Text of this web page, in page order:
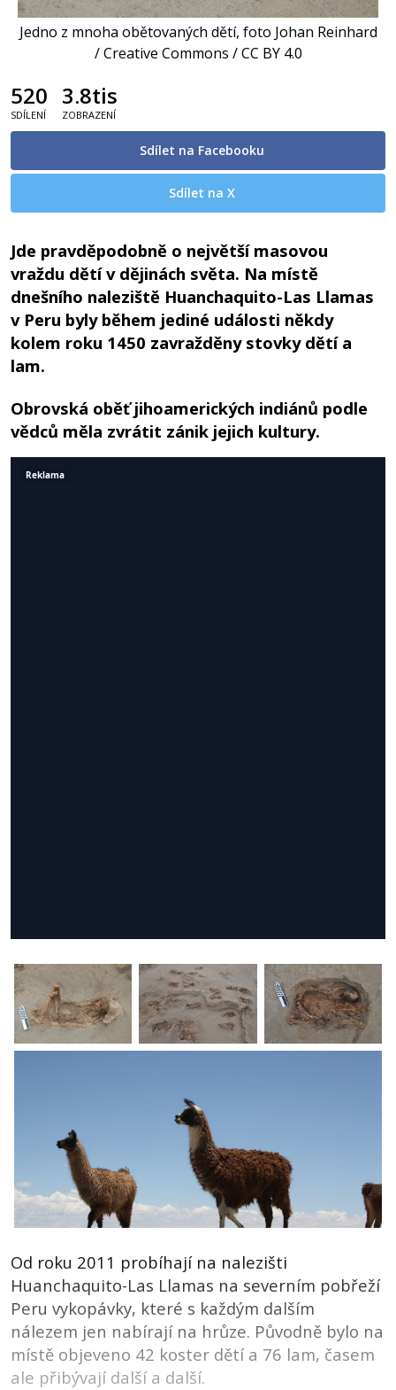
Jedno z mnoha obětovaných dětí, foto Johan Reinhard
/ Creative Commons / CC BY 4.0
520
SDÍLENÍ
3.8tis
ZOBRAZENÍ
Sdílet na Facebooku
Sdílet na X
Jde pravděpodobně o největší masovou
vraždu dětí v dějinách světa. Na místě
dnešního naleziště Huanchaquito-Las Llamas
v Peru byly během jediné události někdy
kolem roku 1450 zavražděny stovky dětí a
lam.
Obrovská oběť jihoamerických indiánů podle
vědců měla zvrátit zánik jejich kultury.
Od roku 2011 probíhají na nalezišti
Huanchaquito-Las Llamas na severním pobřeží
Peru vykopávky, které s každým dalším
nálezem jen nabírají na hrůze. Původně bylo na
místě objeveno 42 koster dětí a 76 lam, časem
ale přibývají další a další.
Reklama